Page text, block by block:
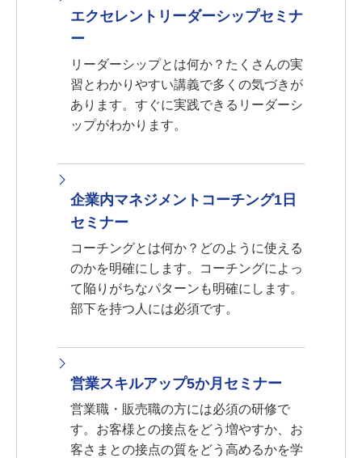
エクセレントリーダーシップセミナ
ー
リーダーシップとは何か？たくさんの実
習とわかりやすい講義で多くの気づきが
あります。すぐに実践できるリーダーシ
ップがわかります。
企業内マネジメントコーチング1日
セミナー
コーチングとは何か？どのように使える
のかを明確にします。コーチングによっ
て陥りがちなパターンも明確にします。
部下を持つ人には必須です。
営業スキルアップ5か月セミナー
営業職・販売職の方には必須の研修で
す。お客様との接点をどう増やすか、お
客さまとの接点の質をどう高めるかを学